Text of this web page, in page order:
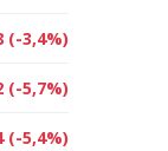
(-3,4%)
(-5,7%)
(-5,4%)